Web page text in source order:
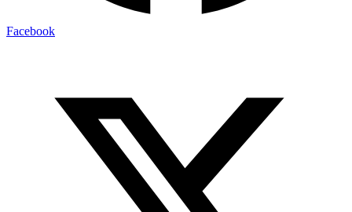
Facebook